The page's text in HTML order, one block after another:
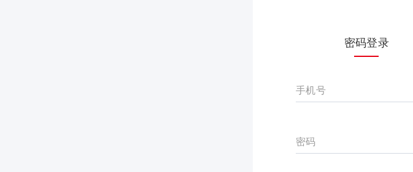
密码登录
手机号
密码